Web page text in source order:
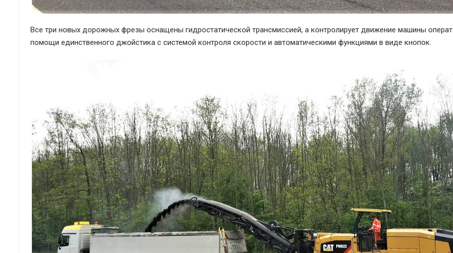
Все три новых дорожных фрезы оснащены гидростатической трансмиссией, а контролирует движение машины
помощи единственного джойстика с системой контроля скорости и автоматическими функциями в виде кнопок.